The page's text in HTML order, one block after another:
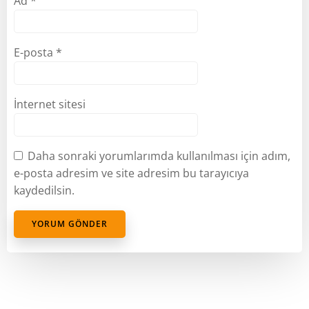
E-posta *
İnternet sitesi
Daha sonraki yorumlarımda kullanılması için adım,
e-posta adresim ve site adresim bu tarayıcıya
kaydedilsin.